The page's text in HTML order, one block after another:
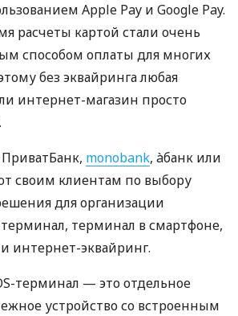
Apple Pay и Google Pay.
расчеты картой стали очень
способом оплаты для многих
без эквайринга любая
интернет-магазин просто
monobank, àбанк или
своим клиентам по выбору
для организации
терминал, терминал в смартфоне,
интернет-эквайринг.
терминал — это отдельное
устройство со встроенным